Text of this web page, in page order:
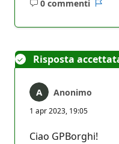
0 commenti
Nessun
Risposta
Anonimo
1 apr 2023, 19:05
Ciao GPBorghi!